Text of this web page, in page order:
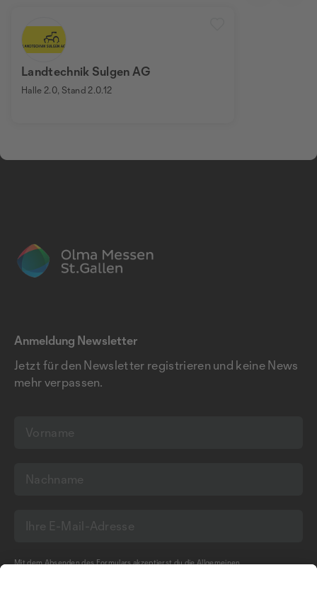
Landtechnik Sulgen AG
Halle 2.0, Stand 2.0.12
Anmeldung Newsletter
Jetzt für den Newsletter registrieren und keine News
mehr verpassen.
Mit dem Absenden des Formulars akzeptierst du dieAllgemeinen